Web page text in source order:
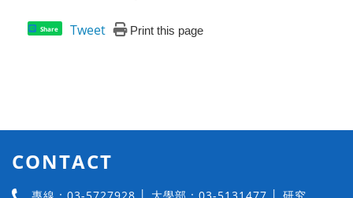
Share Tweet Print this page
CONTACT